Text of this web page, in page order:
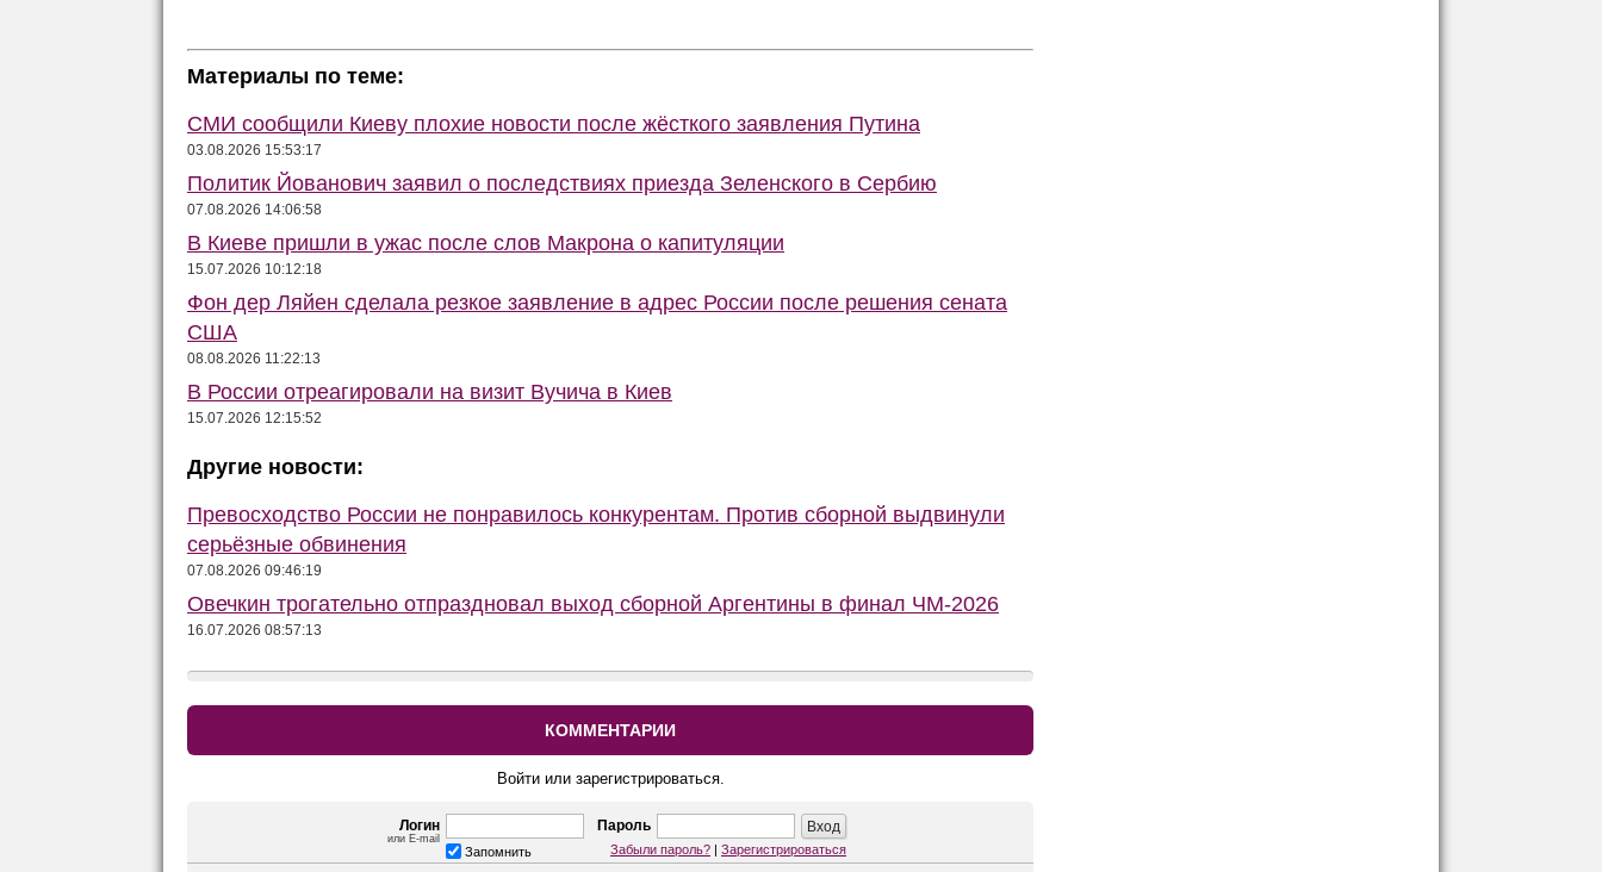
Материалы по теме:
СМИ сообщили Киеву плохие новости после жёсткого заявления Путина
03.08.2026 15:53:17
Политик Йованович заявил о последствиях приезда Зеленского в Сербию
07.08.2026 14:06:58
В Киеве пришли в ужас после слов Макрона о капитуляции
15.07.2026 10:12:18
Фон дер Ляйен сделала резкое заявление в адрес России после решения сената
США
08.08.2026 11:22:13
В России отреагировали на визит Вучича в Киев
15.07.2026 12:15:52
Другие новости:
Превосходство России не понравилось конкурентам. Против сборной выдвинули
серьёзные обвинения
07.08.2026 09:46:19
Овечкин трогательно отпраздновал выход сборной Аргентины в финал ЧМ-2026
16.07.2026 08:57:13
КОММЕНТАРИИ
Войти или зарегистрироваться.
Логин
или E-mail
Пароль
Запомнить Забыли пароль? | Зарегистрироваться